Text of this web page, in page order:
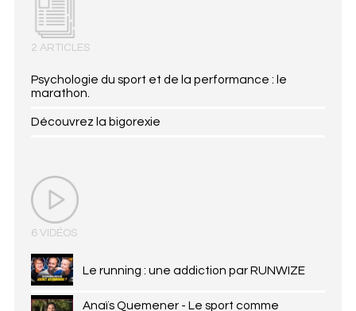
2 ARTICLES
Psychologie du sport et de la performance : le
marathon.
Découvrez la bigorexie
6 VIDÉOS
Le running : une addiction par RUNWIZE
Anaïs Quemener - Le sport comme